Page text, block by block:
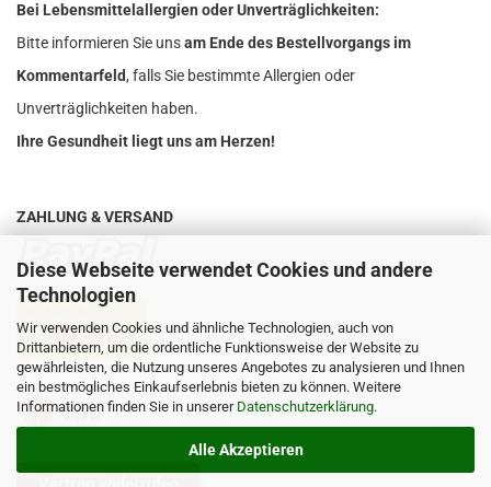
Diese Webseite verwendet Cookies und andere
Technologien
Wir verwenden Cookies und ähnliche Technologien, auch von
Drittanbietern, um die ordentliche Funktionsweise der Website zu
gewährleisten, die Nutzung unseres Angebotes zu analysieren und Ihnen
ein bestmögliches Einkaufserlebnis bieten zu können. Weitere
Informationen finden Sie in unserer Datenschutzerklärung.
Alle Akzeptieren
Bei Lebensmittelallergien oder Unverträglichkeiten:
Bitte informieren Sie unsam Ende des Bestellvorgangs im
Kommentarfeld, falls Sie bestimmte Allergien oder
Unverträglichkeiten haben.
Ihre Gesundheit liegt uns am Herzen!
ZAHLUNG & VERSAND